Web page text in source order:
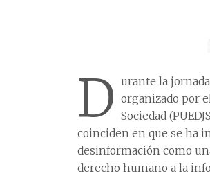
D
urante la
organizado por
Sociedad
coinciden en que se ha
desinformación como
derecho humano a la